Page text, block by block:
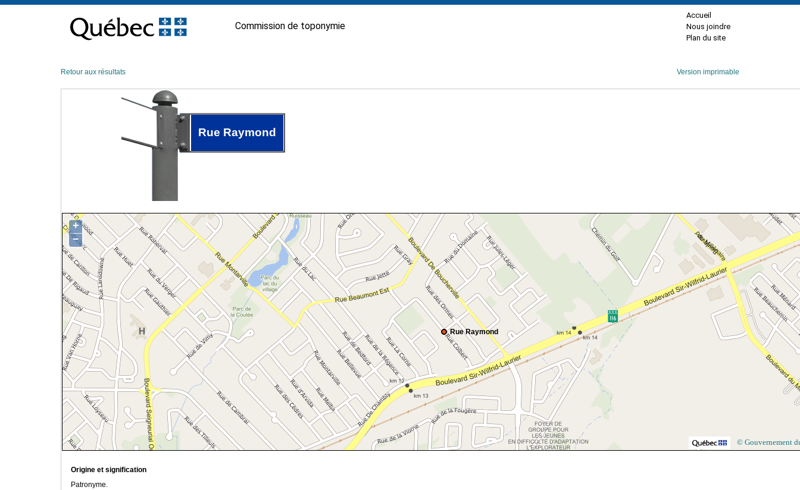
contenu
Commission de toponymie
Accueil
Nous joindre
Plan du site
Retour aux résultats Version imprimable
Rue Raymond
Rue Raymond
+
−
© Gouvernement
Origine et signification
Patronyme.